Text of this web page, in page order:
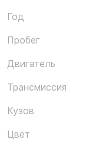
Год
Пробег
Двигатель
Трансмиссия
Кузов
Цвет